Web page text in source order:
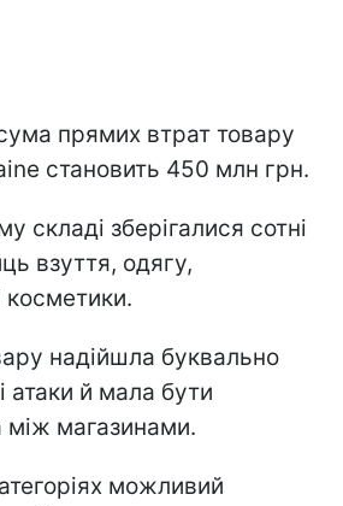
прямих втрат товару
становить 450 млн грн.
складі зберігалися сотні
взуття, одягу,
косметики.
надійшла буквально
атаки й мала бути
між магазинами.
можливий